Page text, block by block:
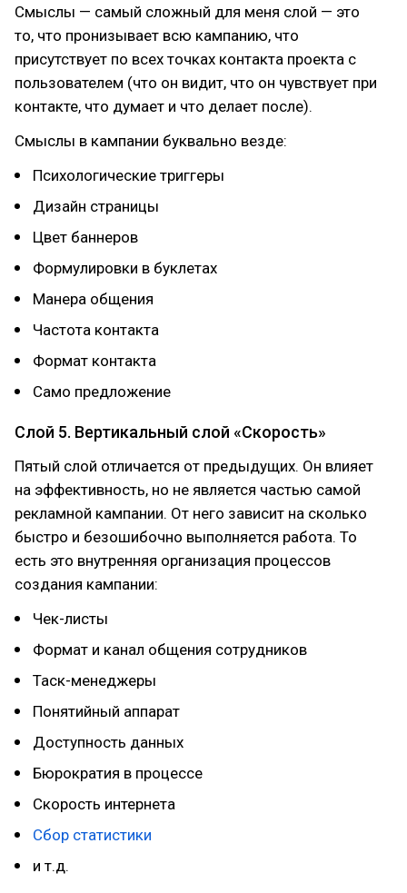
Смыслы — самый сложный для меня слой — это
то, что пронизывает всю кампанию, что
присутствует по всех точках контакта проекта с
пользователем (что он видит, что он чувствует при
контакте, что думает и что делает после).
Смыслы в кампании буквально везде:
Психологические триггеры
Дизайн страницы
Цвет баннеров
Формулировки в буклетах
Манера общения
Частота контакта
Формат контакта
Само предложение
Слой 5. Вертикальный слой «Скорость»
Пятый слой отличается от предыдущих. Он влияет
на эффективность, но не является частью самой
рекламной кампании. От него зависит на сколько
быстро и безошибочно выполняется работа. То
есть это внутренняя организация процессов
создания кампании:
Чек-листы
Формат и канал общения сотрудников
Таск-менеджеры
Понятийный аппарат
Доступность данных
Бюрократия в процессе
Скорость интернета
Сбор статистики
и т.д.